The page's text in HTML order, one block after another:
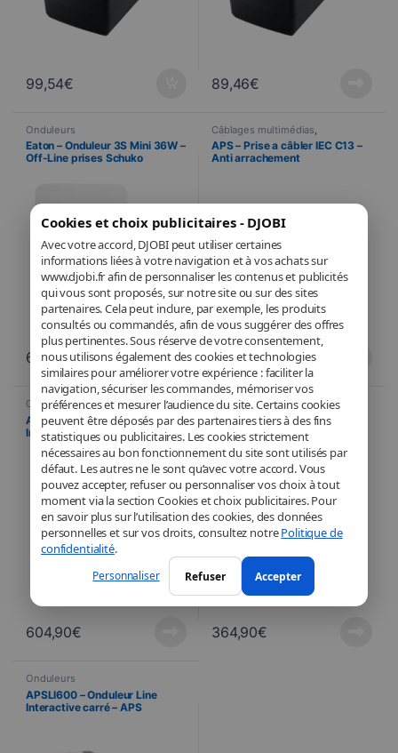
Cookies et choix publicitaires - DJOBI
Avec votre accord, DJOBI peut utiliser certaines
informations liées à votre navigation et à vos achats sur
www.djobi.fr afin de personnaliser les contenus et publicités
qui vous sont proposés, sur notre site ou sur des sites
partenaires. Cela peut inclure, par exemple, les produits
consultés ou commandés, afin de vous suggérer des offres
plus pertinentes. Sous réserve de votre consentement,
nous utilisons également des cookies et technologies
similaires pour améliorer votre expérience : faciliter la
navigation, sécuriser les commandes, mémoriser vos
préférences et mesurer l’audience du site. Certains cookies
peuvent être déposés par des partenaires tiers à des fins
statistiques ou publicitaires. Les cookies strictement
nécessaires au bon fonctionnement du site sont utilisés par
défaut. Les autres ne le sont qu’avec votre accord. Vous
pouvez accepter, refuser ou personnaliser vos choix à tout
moment via la section Cookies et choix publicitaires. Pour
en savoir plus sur l’utilisation des cookies, des données
personnelles et sur vos droits, consultez notrePolitique de
confidentialité.
Personnaliser Refuser Accepter
99,54€ 89,46€
Onduleurs
Eaton – Onduleur 3S Mini 36W –
Off-Line prises Schuko
64,90€
Câblages multimédias
Informatique Onduleurs
APS – Prise a câbler IEC C13 –
Anti arrachement
34,90€
Onduleurs
APSLI3000 – Onduleur Line
Interactive carré – APS
MICROPOWER – 3000 VA
604,90€
Onduleurs
APSLI1500 – Onduleur Line
Interactive carré – APS
MICROPOWER – 1500 VA
364,90€
Onduleurs
APSLI600 – Onduleur Line
Interactive carré – APS